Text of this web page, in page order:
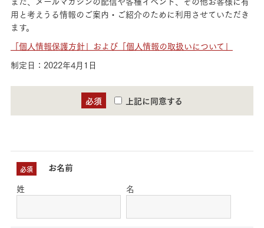
用と考えうる情報のご案内・ご紹介のために利用させていただき
ます。
「個人情報保護方針」および「個人情報の取扱いについて」
制定日：2022年4月1日
必須 上記に同意する
必須 お名前
姓 名